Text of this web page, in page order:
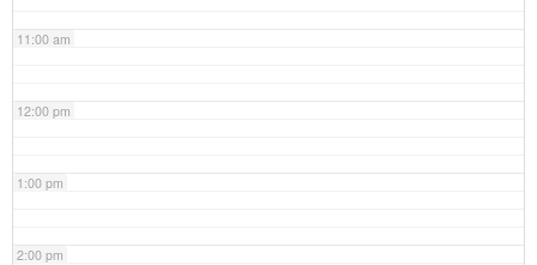
11:00 am
12:00 pm
1:00 pm
2:00 pm